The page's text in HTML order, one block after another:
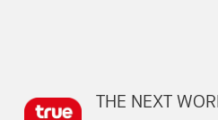
THE NEXT